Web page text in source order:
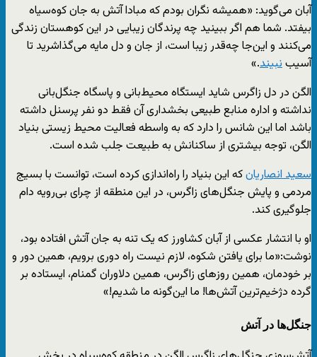
آبان می‌گوید: «همیشه نگران بودم که مبادا آتش به جان کوه‌سیاه
بیفتد. شما هم اگر ببینید چه پرندگان زیبایی در این کوهستان زندگی
می‌کنند و این‌جا چه‌قدر زیبا است، از جان و دل مایه می‌گذاشرید تا
آسیبنبیند.»
الگن در دل زاگرس شاید ایستگاه محیط‌‌بانی و پاسگاه جنگل‌بانی
نداشته و اداره منابع طبیعی بخشداری آن فقط دو نفر پرسنل داشته
باشد اما این شانس را دارد که به واسطه فعالیت محیط زیستی بنیاد
الگن، توجه بیشتری از ساکنانش به طبیعت جلب شده‌ است.
سعید انصاریانکه این بنیاد را راه‌اندازی کرده است، توانست با بسیج
مردمی و پایش جنگل‌های زاگرس، در این منطقه از چرای بی‌رویه دام
جلوگیری کند.
او با انتشار عکسی از آبان کشاورز که یک تنه به جان آتش افتاده بود،
نوشت:‌«ما برای یافتن شکوه، لازم نیست راه دوری برویم، همین دور و
بر خودمان، همین روزهای زاگرس، همین دلاوران گمنام، ایستاده بر
گرده‌ دژخیم‌ترین آتش‌ها! ما این‌گونه ما شدیم!»
جنگل‌ها در آتش